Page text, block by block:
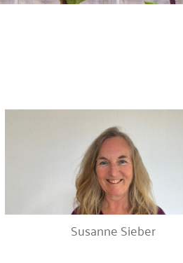
Susanne Sieber